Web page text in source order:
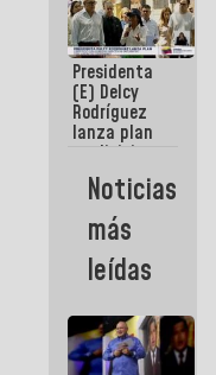
con planes
para
atención de
emergencia
sísmica en
la última
semana
Presidenta
(E) Delcy
Rodríguez
lanza plan
crediticio
con subsidio
a Juntas de
Condominio
Noticias
más
leídas